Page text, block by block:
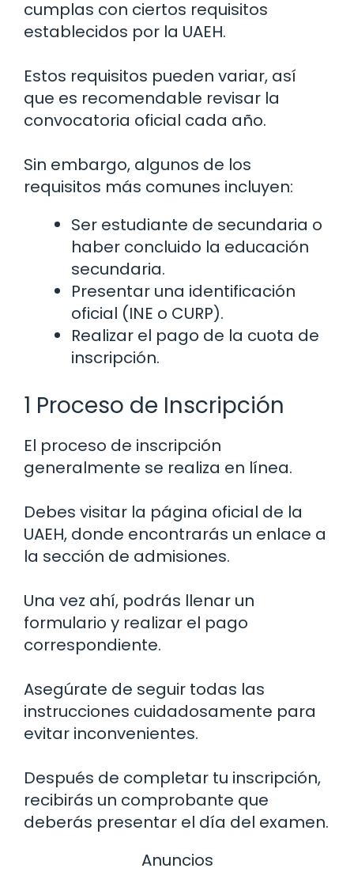
cumplas con ciertos requisitos
establecidos por la UAEH.
Estos requisitos pueden variar, así
que es recomendable revisar la
convocatoria oficial cada año.
Sin embargo, algunos de los
requisitos más comunes incluyen:
Ser estudiante de secundaria o
haber concluido la educación
secundaria.
Presentar una identificación
oficial (INE o CURP).
Realizar el pago de la cuota de
inscripción.
1 Proceso de Inscripción
El proceso de inscripción
generalmente se realiza en línea.
Debes visitar la página oficial de la
UAEH, donde encontrarás un enlace a
la sección de admisiones.
Una vez ahí, podrás llenar un
formulario y realizar el pago
correspondiente.
Asegúrate de seguir todas las
instrucciones cuidadosamente para
evitar inconvenientes.
Después de completar tu inscripción,
recibirás un comprobante que
deberás presentar el día del examen.
Anuncios